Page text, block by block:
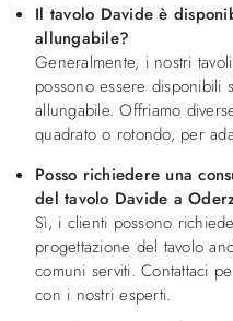
Il tavolo Davide è
allungabile?
Generalmente, i nostri
possono essere disponibili
allungabile. Offriamo
quadrato o rotondo, per
Posso richiedere una
del tavolo Davide a
Sì, i clienti possono
progettazione del tavolo
comuni serviti. Contattaci
con i nostri esperti.